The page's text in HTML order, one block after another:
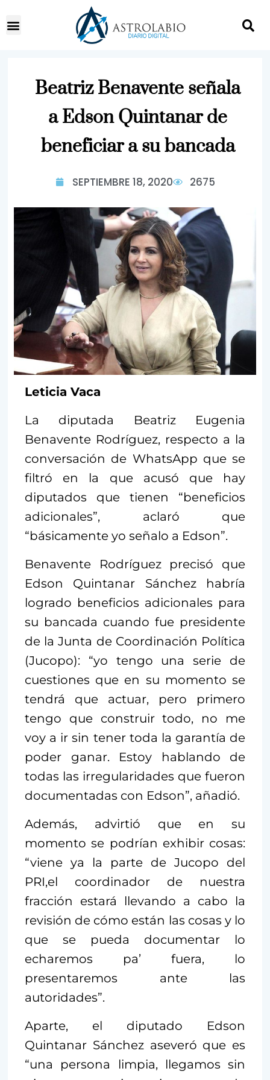
Beatriz Benavente señala
a Edson Quintanar de
beneficiar a su bancada
SEPTIEMBRE 18, 2020 2675
Leticia Vaca
La diputada Beatriz Eugenia
Benavente Rodríguez, respecto a la
conversación de WhatsApp que se
filtró en la que acusó que hay
diputados que tienen “beneficios
adicionales”, aclaró que
“básicamente yo señalo a Edson”.
Benavente Rodríguez precisó que
Edson Quintanar Sánchez habría
logrado beneficios adicionales para
su bancada cuando fue presidente
de la Junta de Coordinación Política
(Jucopo): “yo tengo una serie de
cuestiones que en su momento se
tendrá que actuar, pero primero
tengo que construir todo, no me
voy a ir sin tener toda la garantía de
poder ganar. Estoy hablando de
todas las irregularidades que fueron
documentadas con Edson”, añadió.
Además, advirtió que en su
momento se podrían exhibir cosas:
“viene ya la parte de Jucopo del
PRI,el coordinador de nuestra
fracción estará llevando a cabo la
revisión de cómo están las cosas y lo
que se pueda documentar lo
echaremos pa’ fuera, lo
presentaremos ante las
autoridades”.
Aparte, el diputado Edson
Quintanar Sánchez aseveró que es
“una persona limpia, llegamos sin